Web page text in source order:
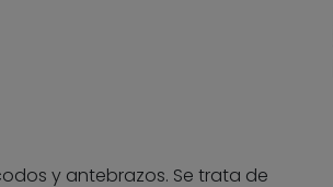
y antebrazos. Se trata de